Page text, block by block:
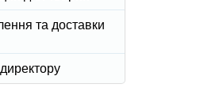
та доставки